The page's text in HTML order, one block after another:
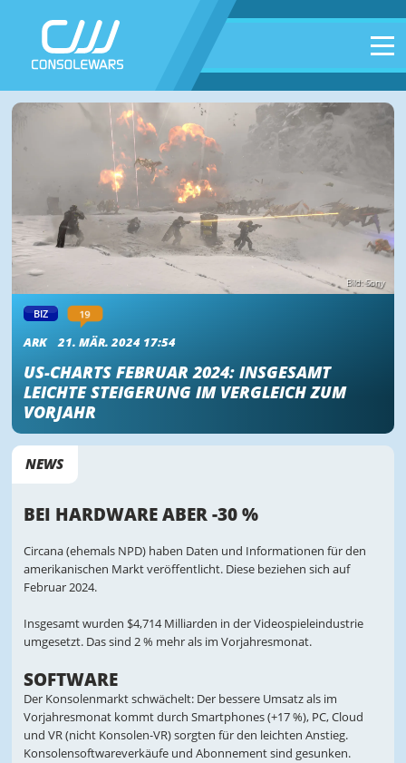
Bild: Sony
BIZ
19
ARK
21. MÄR. 2024 17:54
US-CHARTS FEBRUAR 2024: INSGESAMT
LEICHTE STEIGERUNG IM VERGLEICH ZUM
VORJAHR
NEWS
BEI HARDWARE ABER -30 %
Circana (ehemals NPD) haben Daten und Informationen für den
amerikanischen Markt veröffentlicht. Diese beziehen sich auf
Februar 2024.
Insgesamt wurden $4,714 Milliarden in der Videospieleindustrie
umgesetzt. Das sind 2 % mehr als im Vorjahresmonat.
SOFTWARE
Der Konsolenmarkt schwächelt: Der bessere Umsatz als im
Vorjahresmonat kommt durch Smartphones (+17 %), PC, Cloud
und VR (nicht Konsolen-VR) sorgten für den leichten Anstieg.
Konsolensoftwareverkäufe und Abonnement sind gesunken.